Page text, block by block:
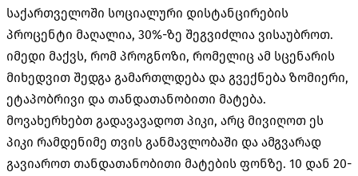
საქართველოში სოციალური დისტანცირების
პროცენტი მაღალია, 30%-ზე შეგვიძლია ვისაუბროთ.
იმედი მაქვს, რომ პროგნოზი, რომელიც ამ სცენარის
მიხედვით შედგა გამართლდება და გვექნება ზომიერი,
ეტაპობრივი და თანდათანობითი მატება.
მოვახერხებთ გადავავადოთ პიკი, არც მივიღოთ ეს
პიკი რამდენიმე თვის განმავლობაში და ამგვარად
გავიაროთ თანდათანობითი მატების ფონზე. 10 დან 20-